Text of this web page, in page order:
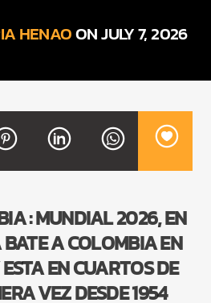
HENAOON JULY 7, 2026
: MUNDIAL 2026, EN
A COLOMBIA EN
EN CUARTOS DE
VEZ DESDE 1954